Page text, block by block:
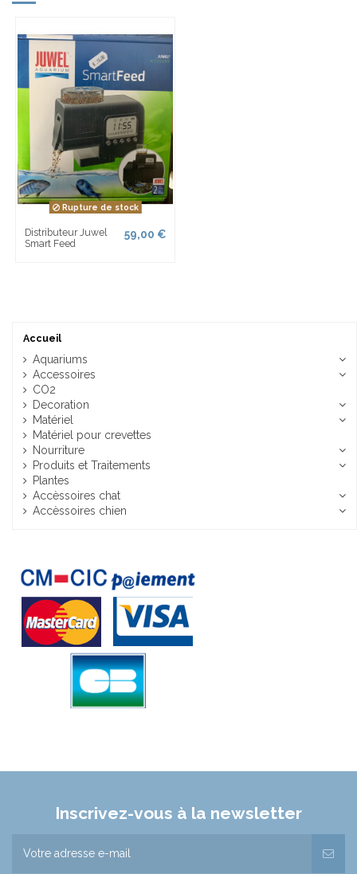
Rupture de stock
Distributeur Juwel
Smart Feed
59,00 €
Accueil
Aquariums
Accessoires
CO2
Decoration
Matériel
Matériel pour crevettes
Nourriture
Produits et Traitements
Plantes
Accèssoires chat
Accèssoires chien
Inscrivez-vous à la newsletter